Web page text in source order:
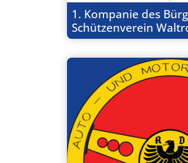
1. Kompanie des
Schützenverein